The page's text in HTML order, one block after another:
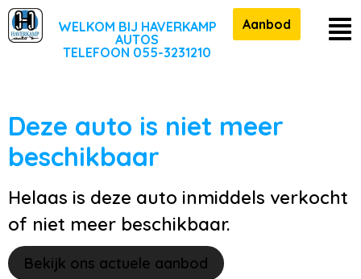
WELKOM BIJ HAVERKAMP
AUTOS
TELEFOON 055-3231210
Aanbod
Deze auto is niet meer
beschikbaar
Helaas is deze auto inmiddels verkocht
of niet meer beschikbaar.
Bekijk ons actuele aanbod